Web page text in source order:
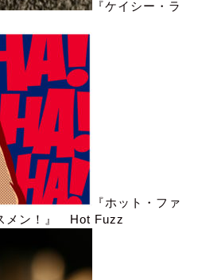
『ケイシー・ラ
『ホット・ファ
メン！』 Hot Fuzz